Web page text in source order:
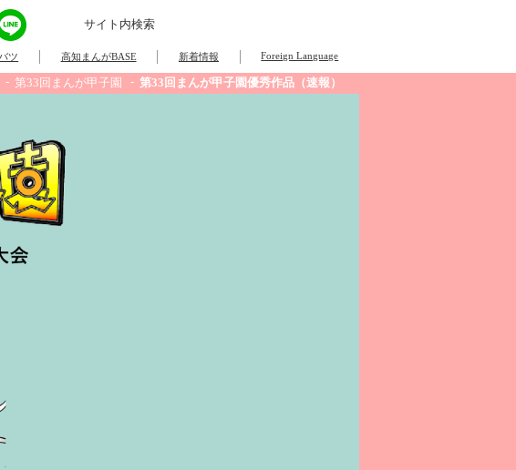
サイト内検索
ツ 高知まんがBASE 新着情報 Foreign Language
第33回まんが甲子園 第33回まんが甲子園優秀作品（速報）